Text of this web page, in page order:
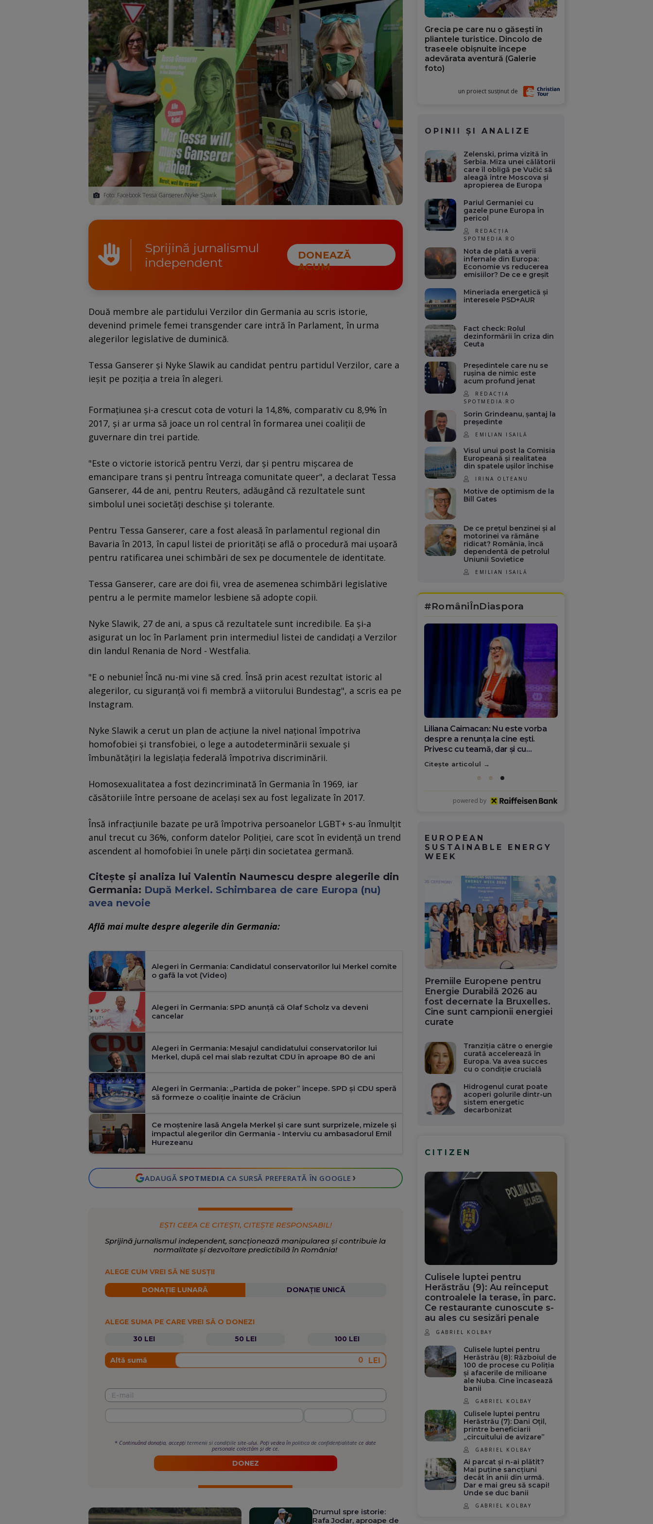
Foto: Facebook Tessa Ganserer/Nyke Slawik
Sprijină jurnalismul
independent
DONEAZĂ
ACUM
Două membre ale partidului Verzilor din Germania au scris istorie,
devenind primele femei transgender care intră în Parlament, în urma
alegerilor legislative de duminică.
Tessa Ganserer şi Nyke Slawik au candidat pentru partidul Verzilor, care a
ieşit pe poziţia a treia în alegeri.
Formaţiunea şi-a crescut cota de voturi la 14,8%, comparativ cu 8,9% în
2017, şi ar urma să joace un rol central în formarea unei coaliţii de
guvernare din trei partide.
"Este o victorie istorică pentru Verzi, dar şi pentru mişcarea de
emancipare trans şi pentru întreaga comunitate queer", a declarat Tessa
Ganserer, 44 de ani, pentru Reuters, adăugând că rezultatele sunt
simbolul unei societăţi deschise şi tolerante.
Pentru Tessa Ganserer, care a fost aleasă în parlamentul regional din
Bavaria în 2013, în capul listei de priorităţi se află o procedură mai uşoară
pentru ratificarea unei schimbări de sex pe documentele de identitate.
Tessa Ganserer, care are doi fii, vrea de asemenea schimbări legislative
pentru a le permite mamelor lesbiene să adopte copii.
Nyke Slawik, 27 de ani, a spus că rezultatele sunt incredibile. Ea şi-a
asigurat un loc în Parlament prin intermediul listei de candidaţi a Verzilor
din landul Renania de Nord - Westfalia.
"E o nebunie! Încă nu-mi vine să cred. Însă prin acest rezultat istoric al
alegerilor, cu siguranţă voi fi membră a viitorului Bundestag", a scris ea pe
Instagram.
Nyke Slawik a cerut un plan de acţiune la nivel naţional împotriva
homofobiei şi transfobiei, o lege a autodeterminării sexuale şi
îmbunătăţiri la legislaţia federală împotriva discriminării.
Homosexualitatea a fost dezincriminată în Germania în 1969, iar
căsătoriile între persoane de acelaşi sex au fost legalizate în 2017.
Însă infracţiunile bazate pe ură împotriva persoanelor LGBT+ s-au înmulţit
anul trecut cu 36%, conform datelor Poliţiei, care scot în evidenţă un trend
ascendent al homofobiei în unele părţi din societatea germană.
Citeşte şi analiza lui Valentin Naumescu despre alegerile din
Germania: După Merkel. Schimbarea de care Europa (nu)
avea nevoie
Află mai multe despre alegerile din Germania:
Alegeri în Germania: Candidatul conservatorilor lui Merkel comite
o gafă la vot (Video)
Alegeri în Germania: SPD anunță că Olaf Scholz va deveni
cancelar
Alegeri în Germania: Mesajul candidatului conservatorilor lui
Merkel, după cel mai slab rezultat CDU în aproape 80 de ani
Alegeri în Germania: „Partida de poker” începe. SPD și CDU speră
să formeze o coaliție înainte de Crăciun
Ce moștenire lasă Angela Merkel și care sunt surprizele, mizele și
impactul alegerilor din Germania - Interviu cu ambasadorul Emil
Hurezeanu
ADAUGĂ SPOTMEDIA CA SURSĂ PREFERATĂ ÎN GOOGLE ›
EȘTI CEEA CE CITEȘTI, CITEȘTE RESPONSABIL!
Sprijină jurnalismul independent, sancționează manipularea și contribuie la
normalitate și dezvoltare predictibilă în România!
ALEGE CUM VREI SĂ NE SUSȚII
DONAȚIE LUNARĂ DONAȚIE UNICĂ
ALEGE SUMA PE CARE VREI SĂ O DONEZI
30 LEI
50 LEI 100 LEI
Altă sumă LEI
* Continuând donația, accepțitermenii si condițiile site-ului. Poți vedea înpolitica de confidențialitate ce date
personale colectăm și de ce.
DONEZ
Drumul spre istorie:
Rafa Jodar, aproape de
Grecia pe care nu o găsești în
pliantele turistice. Dincolo de
traseele obișnuite începe
adevărata aventură (Galerie
foto)
un proiect susținut de
OPINII ȘI ANALIZE
Zelenski, prima vizită în
Serbia. Miza unei călătorii
care îl obligă pe Vučić să
aleagă între Moscova și
apropierea de Europa
Pariul Germaniei cu
gazele pune Europa în
pericol
REDACȚIA
SPOTMEDIA.RO
Nota de plată a verii
infernale din Europa:
Economie vs reducerea
emisiilor? De ce e greșit
Mineriada energetică și
interesele PSD+AUR
Fact check: Rolul
dezinformării în criza din
Ceuta
Președintele care nu se
rușina de nimic este
acum profund jenat
REDACȚIA
SPOTMEDIA.RO
Sorin Grindeanu, șantaj la
președinte
EMILIAN ISAILĂ
Visul unui post la Comisia
Europeană și realitatea
din spatele ușilor închise
IRINA OLTEANU
Motive de optimism de la
Bill Gates
De ce prețul benzinei și al
motorinei va rămâne
ridicat? România, încă
dependentă de petrolul
Uniunii Sovietice
EMILIAN ISAILĂ
#RomâniÎnDiaspora
Diana Olar, românca de la Google
care demonstrează că diaspora
poate schimba România
Citește articolul
powered by
EUROPEAN
SUSTAINABLE ENERGY
WEEK
Premiile Europene pentru
Energie Durabilă 2026 au
fost decernate la Bruxelles.
Cine sunt campionii energiei
curate
Tranziția către o energie
curată accelerează în
Europa. Va avea succes
cu o condiție crucială
Hidrogenul curat poate
acoperi golurile dintr-un
sistem energetic
decarbonizat
CITIZEN
Culisele luptei pentru
Herăstrău (9): Au reînceput
controalele la terase, în parc.
Ce restaurante cunoscute s-
au ales cu sesizări penale
GABRIEL KOLBAY
Culisele luptei pentru
Herăstrău (8): Războiul de
100 de procese cu Poliția
și afacerile de milioane
ale Nuba. Cine încasează
banii
GABRIEL KOLBAY
Culisele luptei pentru
Herăstrău (7): Dani Oțil,
printre beneficiarii
„circuitului de avizare”
GABRIEL KOLBAY
Ai parcat și n-ai plătit?
Mai puține sancțiuni
decât în anii din urmă.
Dar e mai greu să scapi!
Unde se duc banii
GABRIEL KOLBAY